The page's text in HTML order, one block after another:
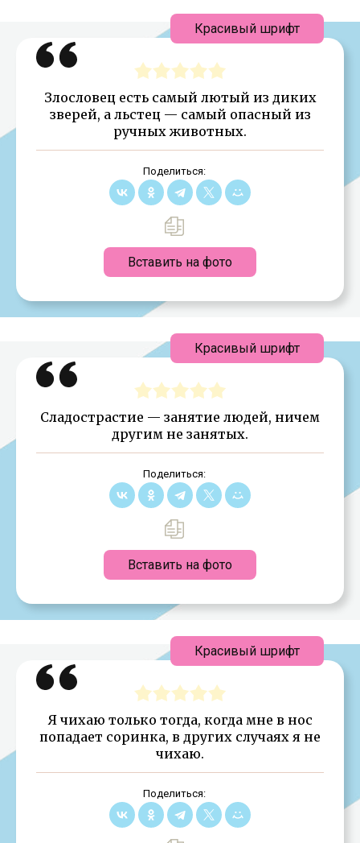
Злословец есть самый лютый из диких
зверей, а льстец — самый опасный из
ручных животных.
Поделиться:
Вставить на фото
Красивый шрифт
Сладострастие — занятие людей, ничем
другим не занятых.
Поделиться:
Вставить на фото
Красивый шрифт
Я чихаю только тогда, когда мне в нос
попадает соринка, в других случаях я не
чихаю.
Поделиться:
Красивый шрифт